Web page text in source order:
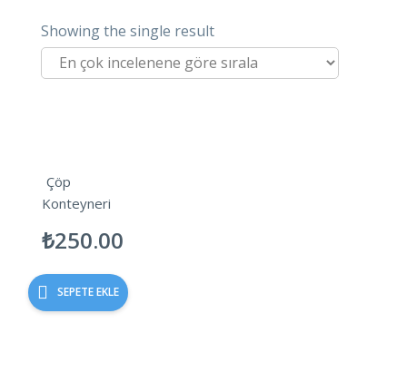
Showing the single result
Çöp
Konteyneri
₺250.00
SEPETE EKLE